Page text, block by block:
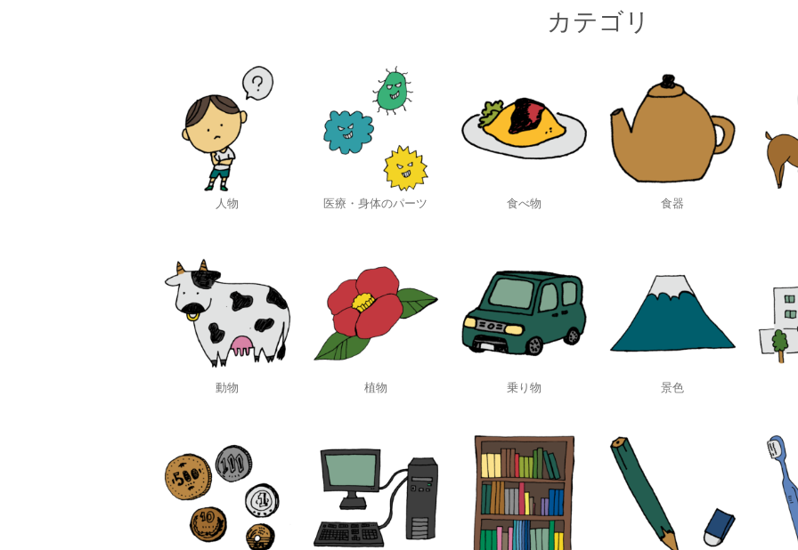
カテゴリ
人物 医療・身体のパーツ 食べ物 食器
動物 植物 乗り物 景色